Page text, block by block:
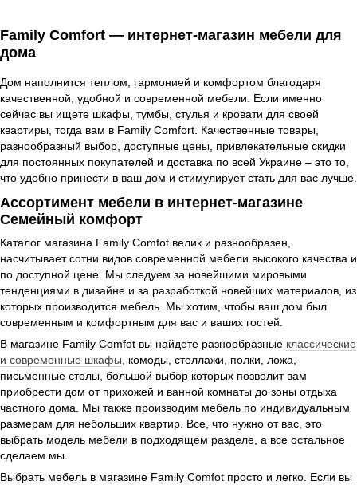
Family Comfort — интернет-магазин мебели для
дома
Дом наполнится теплом, гармонией и комфортом благодаря
качественной, удобной и современной мебели. Если именно
сейчас вы ищете шкафы, тумбы, стулья и кровати для своей
квартиры, тогда вам в Family Comfort. Качественные товары,
разнообразный выбор, доступные цены, привлекательные скидки
для постоянных покупателей и доставка по всей Украине – это то,
что удобно принести в ваш дом и стимулирует стать для вас лучше.
Ассортимент мебели в интернет-магазине
Семейный комфорт
Каталог магазина Family Comfot велик и разнообразен,
насчитывает сотни видов современной мебели высокого качества и
по доступной цене. Мы следуем за новейшими мировыми
тенденциями в дизайне и за разработкой новейших материалов, из
которых производится мебель. Мы хотим, чтобы ваш дом был
современным и комфортным для вас и ваших гостей.
В магазине Family Comfot вы найдете разнообразные классические
и современные шкафы, комоды, стеллажи, полки, ложа,
письменные столы, большой выбор которых позволит вам
приобрести дом от прихожей и ванной комнаты до зоны отдыха
частного дома. Мы также производим мебель по индивидуальным
размерам для небольших квартир. Все, что нужно от вас, это
выбрать модель мебели в подходящем разделе, а все остальное
сделаем мы.
Выбрать мебель в магазине Family Comfot просто и легко. Если вы